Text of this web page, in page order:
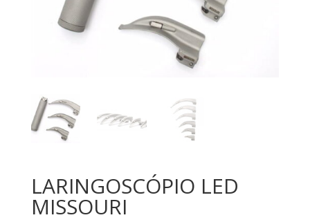
LARINGOSCÓPIO LED
MISSOURI